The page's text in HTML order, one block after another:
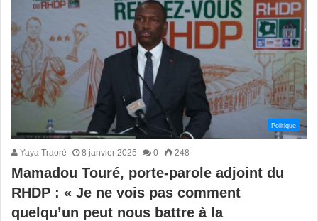
Politique
Yaya Traoré 8 janvier 2025 0 248
Mamadou Touré, porte-parole adjoint du
RHDP : « Je ne vois pas comment
quelqu’un peut nous battre à la